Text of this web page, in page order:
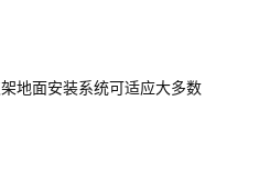
地面安装系统可适应大多数